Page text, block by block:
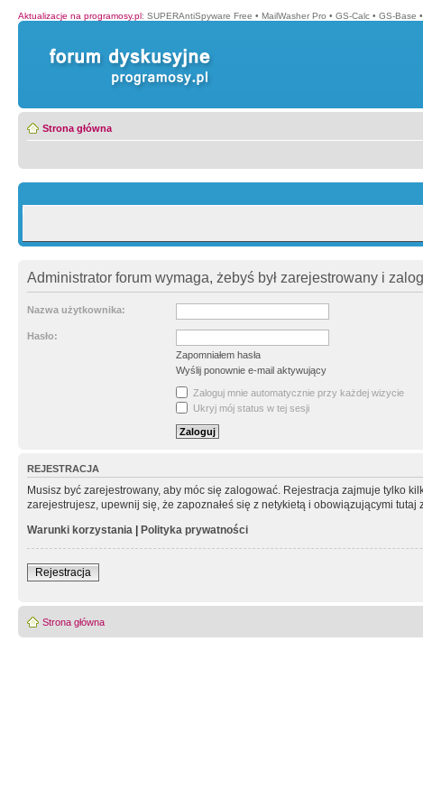
Aktualizacje na programosy.pl: SUPERAntiSpyware Free • MailWasher Pro • GS-Calc • GS-Base •
Strona główna
Administrator forum wymaga, żebyś był zarejestrowany i
Nazwa użytkownika:
Hasło:
Zapomniałem hasła
Wyślij ponownie e-mail aktywujący
Zaloguj mnie automatycznie przy każdej wizycie
Ukryj mój status w tej sesji
REJESTRACJA
Musisz być zarejestrowany, aby móc się zalogować. Rejestracja zajmuje tylko
zarejestrujesz, upewnij się, że zapoznałeś się z netykietą i obowiązującymi
Warunki korzystania | Polityka prywatności
Rejestracja
Strona główna